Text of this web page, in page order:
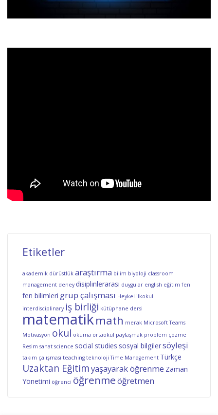
Etiketler
akademik dürüstlük araştırma bilim biyoloji classroom
management deney disiplinlerarası duygular english eğitim fen
fen bilimleri grup çalışması Heykel ilkokul
interdisciplinary iş birliği kütüphane dersi
matematikmath merak Microsoft Teams
Motivasyon okul okuma ortaokul paylaşmak problem çözme
Resim sanat science social studies sosyal bilgilersöyleşi
takım çalışması teaching teknoloji Time Management Türkçe
Uzaktan Eğitimyaşayarak öğrenme Zaman
Yönetimi öğrenci öğrenmeöğretmen